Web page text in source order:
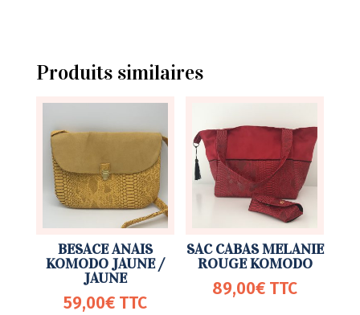
Produits similaires
BESACE ANAIS
KOMODO JAUNE /
JAUNE
59,00€ TTC
SAC CABAS MELANIE
ROUGE KOMODO
89,00€ TTC